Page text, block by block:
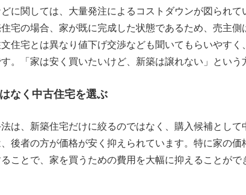
に関しては、大量発注によるコストダウンが図られ
宅の場合、家が既に完成した状態であるため、売主
住宅とは異なり値下げ交渉なども聞いてもらいやす
。「家は安く買いたいけど、新築は譲れない」とい
なく中古住宅を選ぶ
は、新築住宅だけに絞るのではなく、購入候補とし
後者の方が価格が安く抑えられています。特に家の
ことで、家を買うための費用を大幅に抑えることが